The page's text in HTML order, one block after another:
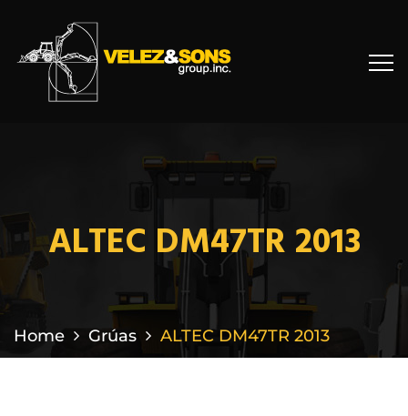
ALTEC DM47TR 2013
Home Grúas ALTEC DM47TR 2013